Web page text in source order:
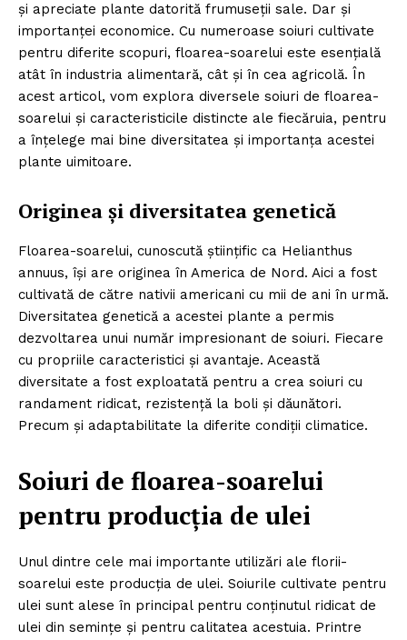
și apreciate plante datorită frumuseții sale. Dar și
importanței economice. Cu numeroase soiuri cultivate
pentru diferite scopuri, floarea-soarelui este esențială
atât în industria alimentară, cât și în cea agricolă. În
acest articol, vom explora diversele soiuri de floarea-
soarelui și caracteristicile distincte ale fiecăruia, pentru
a înțelege mai bine diversitatea și importanța acestei
plante uimitoare.
Originea și diversitatea genetică
Floarea-soarelui, cunoscută științific ca Helianthus
annuus, își are originea în America de Nord. Aici a fost
cultivată de către nativii americani cu mii de ani în urmă.
Diversitatea genetică a acestei plante a permis
dezvoltarea unui număr impresionant de soiuri. Fiecare
cu propriile caracteristici și avantaje. Această
diversitate a fost exploatată pentru a crea soiuri cu
randament ridicat, rezistență la boli și dăunători.
Precum și adaptabilitate la diferite condiții climatice.
Soiuri de floarea-soarelui
pentru producția de ulei
Unul dintre cele mai importante utilizări ale florii-
soarelui este producția de ulei. Soiurile cultivate pentru
ulei sunt alese în principal pentru conținutul ridicat de
ulei din semințe și pentru calitatea acestuia. Printre